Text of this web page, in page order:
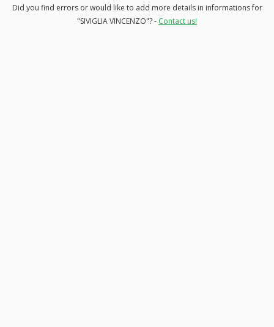
Did you find errors or would like to add more details in informations for
"SIVIGLIA VINCENZO"? - Contact us!